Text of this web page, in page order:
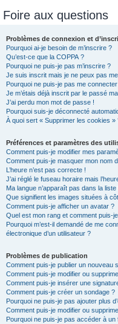
Foire aux questions
Problèmes de connexion et
Pourquoi ai-je besoin de m’inscrire ?
Qu’est-ce que la COPPA ?
Pourquoi ne puis-je pas m’inscrire ?
Je suis inscrit mais je ne peux pas
Pourquoi ne puis-je pas me
Je m’étais déjà inscrit par le passé
J’ai perdu mon mot de passe !
Pourquoi suis-je déconnecté
À quoi sert « Supprimer les cookies »
Préférences et paramètres des
Comment puis-je modifier mes
Comment puis-je masquer mon nom
L’heure n’est pas correcte !
J’ai réglé le fuseau horaire mais
Ma langue n’apparaît pas dans la liste
Que signifient les images situées à
Comment puis-je afficher un avatar ?
Quel est mon rang et comment puis-
Pourquoi m’est-il demandé de me
électronique d’un utilisateur ?
Problèmes de publication
Comment puis-je publier un nouveau
Comment puis-je modifier ou
Comment puis-je insérer une
Comment puis-je créer un sondage ?
Pourquoi ne puis-je pas ajouter plus
Comment puis-je modifier ou
Pourquoi ne puis-je pas accéder à un